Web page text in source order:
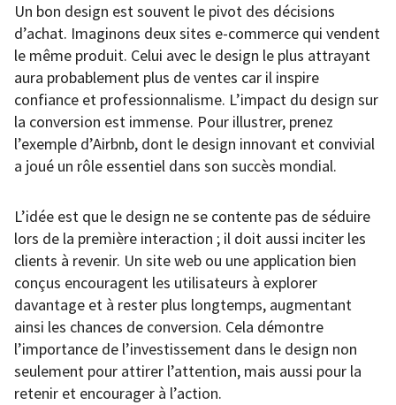
Un bon design est souvent le pivot des décisions
d’achat. Imaginons deux sites e-commerce qui vendent
le même produit. Celui avec le design le plus attrayant
aura probablement plus de ventes car il inspire
confiance et professionnalisme. L’impact du design sur
la conversion est immense. Pour illustrer, prenez
l’exemple d’Airbnb, dont le design innovant et convivial
a joué un rôle essentiel dans son succès mondial.
L’idée est que le design ne se contente pas de séduire
lors de la première interaction ; il doit aussi inciter les
clients à revenir. Un site web ou une application bien
conçus encouragent les utilisateurs à explorer
davantage et à rester plus longtemps, augmentant
ainsi les chances de conversion. Cela démontre
l’importance de l’investissement dans le design non
seulement pour attirer l’attention, mais aussi pour la
retenir et encourager à l’action.